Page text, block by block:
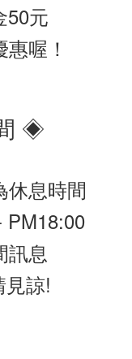
50元
喔！
◈
休息時間
PM18:00
訊息
諒!